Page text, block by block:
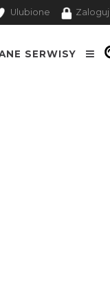
Ulubione Zaloguj
SERWISY